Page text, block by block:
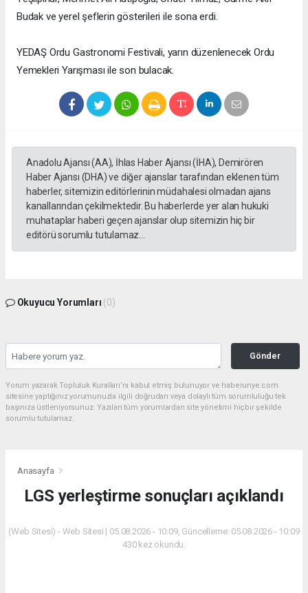
Budak ve yerel şeflerin gösterileri ile sona erdi.
YEDAŞ Ordu Gastronomi Festivali, yarın düzenlenecek Ordu
Yemekleri Yarışması ile son bulacak.
Anadolu Ajansı (AA), İhlas Haber Ajansı (İHA), Demirören
Haber Ajansı (DHA) ve diğer ajanslar tarafından eklenen tüm
haberler, sitemizin editörlerinin müdahalesi olmadan ajans
kanallarından çekilmektedir. Bu haberlerde yer alan hukuki
muhataplar haberi geçen ajanslar olup sitemizin hiç bir
editörü sorumlu tutulamaz...
Okuyucu Yorumları (0)
Gönder
Yorum yazarak Topluluk Kuralları’nı kabul etmiş bulunuyor ve haberunye.com
sitesine yaptığınız yorumunuzla ilgili doğrudan veya dolaylı tüm sorumluluğu tek
başınıza üstleniyorsunuz. Yazılan tüm yorumlardan site yönetimi hiçbir şekilde
sorumlu tutulamaz.
Anasayfa
LGS yerleştirme sonuçları açıklandı
(Web Sitesi) - Web Sitesi | 05.08.2026 - 10:09, Güncelleme: 05.08.2026 - 10:09
430 kez okundu.